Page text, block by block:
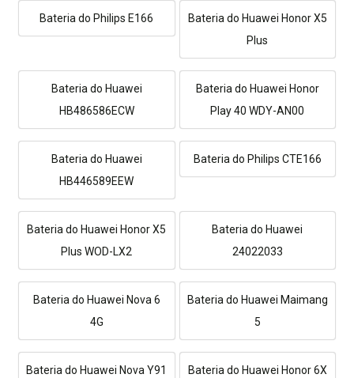
Bateria do Philips E166
Bateria do Huawei Honor X5
Plus
Bateria do Huawei
HB486586ECW
Bateria do Huawei Honor
Play 40 WDY-AN00
Bateria do Huawei
HB446589EEW
Bateria do Philips CTE166
Bateria do Huawei Honor X5
Plus WOD-LX2
Bateria do Huawei
24022033
Bateria do Huawei Nova 6
4G
Bateria do Huawei Maimang
5
Bateria do Huawei Nova Y91
Bateria do Huawei Honor 6X